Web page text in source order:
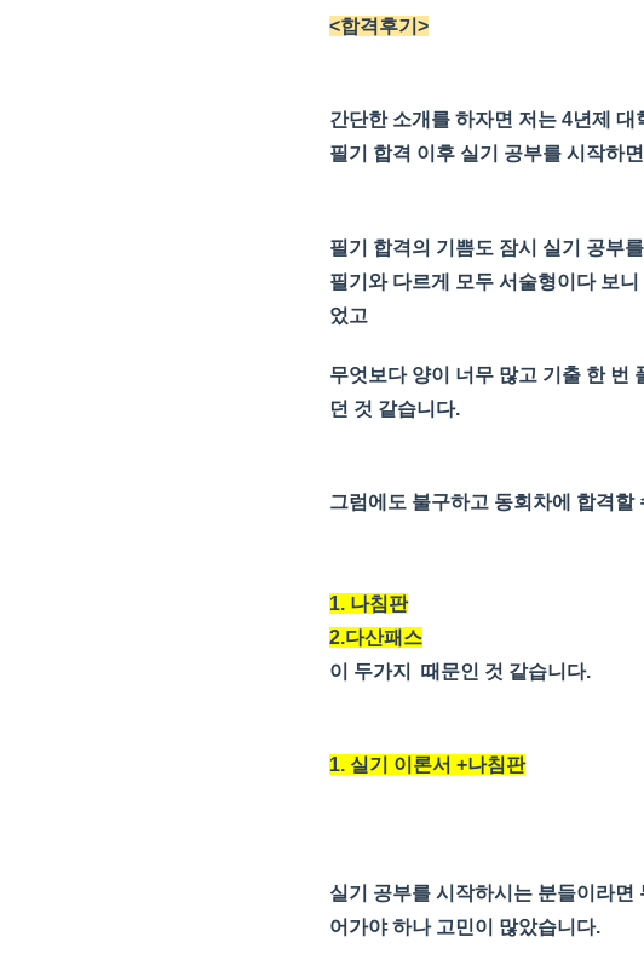
<합격후기>
간단한 소개를 하자면 저는 4년제
필기 합격 이후 실기 공부를 시작하
필기 합격의 기쁨도 잠시 실기 공부
필기와 다르게 모두 서술형이다 보
었고
무엇보다 양이 너무 많고 기출 한 번
던 것 같습니다.
그럼에도 불구하고 동회차에 합격할
1. 나침판
2.다산패스
이 두가지 때문인 것 같습니다.
1. 실기 이론서 +나침판
실기 공부를 시작하시는 분들이라
어가야 하나 고민이 많았습니다.